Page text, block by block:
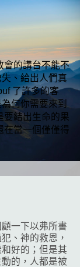
會的講台不能不
、給出人們真
了許多的客
何你需要來到
要結出生命的果
在當一個僅僅得
一下以弗所書
、神的救恩，
好的；但是其
的，人都是被